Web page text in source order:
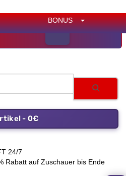
BONUS
- 0€
24/7
Rabatt auf Zuschauer bis Ende